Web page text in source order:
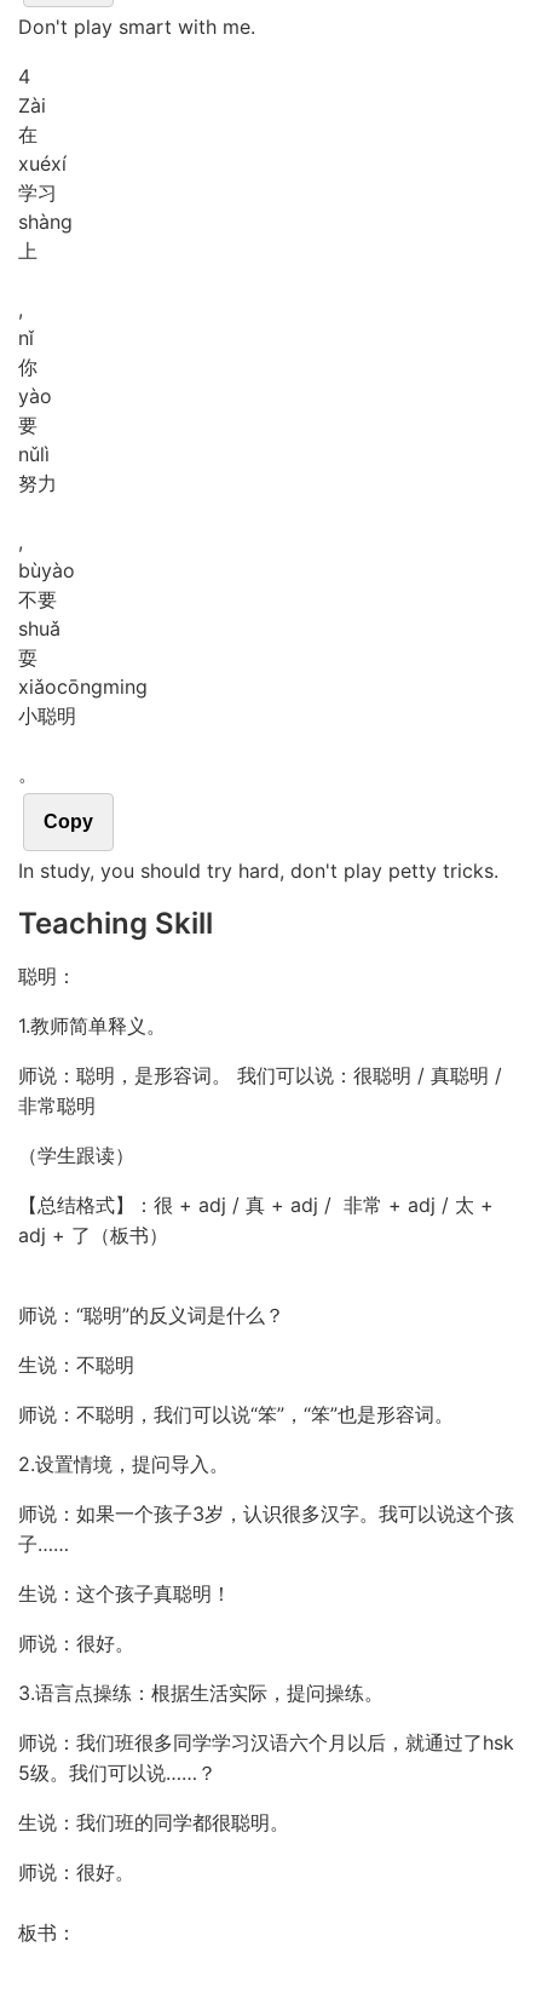
Don't play smart with me.
4
Zài
在
xuéxí
学习
shàng
上
,
nǐ
你
yào
要
nǔlì
努力
,
bùyào
不要
shuǎ
耍
xiǎocōngming
小聪明
。
Copy
In study, you should try hard, don't play petty tricks.
Teaching Skill
聪明：
1.教师简单释义。
师说：聪明，是形容词。 我们可以说：很聪明 / 真聪明 /
非常聪明
（学生跟读）
【总结格式】：很 + adj / 真 + adj / 非常 + adj / 太 +
adj + 了（板书）
师说：“聪明”的反义词是什么？
生说：不聪明
师说：不聪明，我们可以说“笨”，“笨”也是形容词。
2.设置情境，提问导入。
师说：如果一个孩子3岁，认识很多汉字。我可以说这个孩
子……
生说：这个孩子真聪明！
师说：很好。
3.语言点操练：根据生活实际，提问操练。
师说：我们班很多同学学习汉语六个月以后，就通过了hsk
5级。我们可以说……？
生说：我们班的同学都很聪明。
师说：很好。
板书：